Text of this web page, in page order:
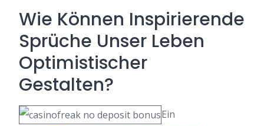
Wie Können Inspirierende
Sprüche Unser Leben
Optimistischer
Gestalten?
Ein